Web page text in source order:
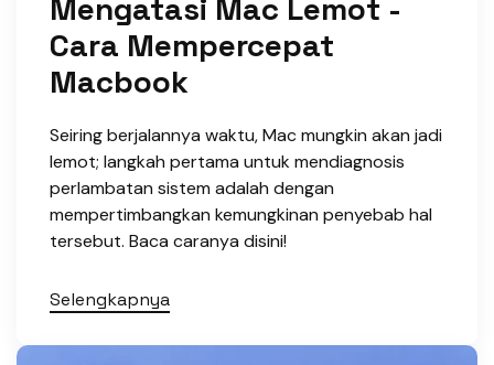
Mengatasi Mac Lemot -
Cara Mempercepat
Macbook
Seiring berjalannya waktu, Mac mungkin akan jadi
lemot; langkah pertama untuk mendiagnosis
perlambatan sistem adalah dengan
mempertimbangkan kemungkinan penyebab hal
tersebut. Baca caranya disini!
Selengkapnya